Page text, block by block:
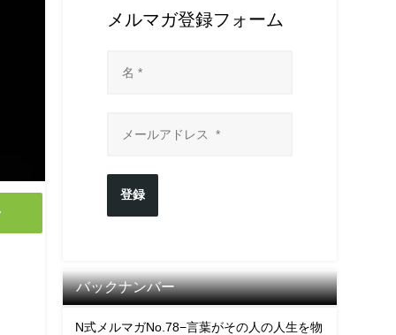
メルマガ登録フォーム
登録
バックナンバー
N式メルマガNo.78−言葉がその人の人生を物